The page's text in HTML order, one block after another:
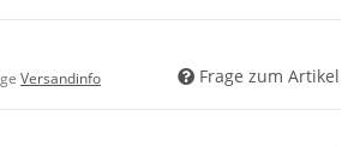
Versandinfo Frage zum Artikel